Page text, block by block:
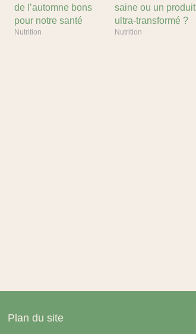
de l’automne bons
pour notre santé
Nutrition
saine ou un produit
ultra-transformé ?
Nutrition
Plan du site